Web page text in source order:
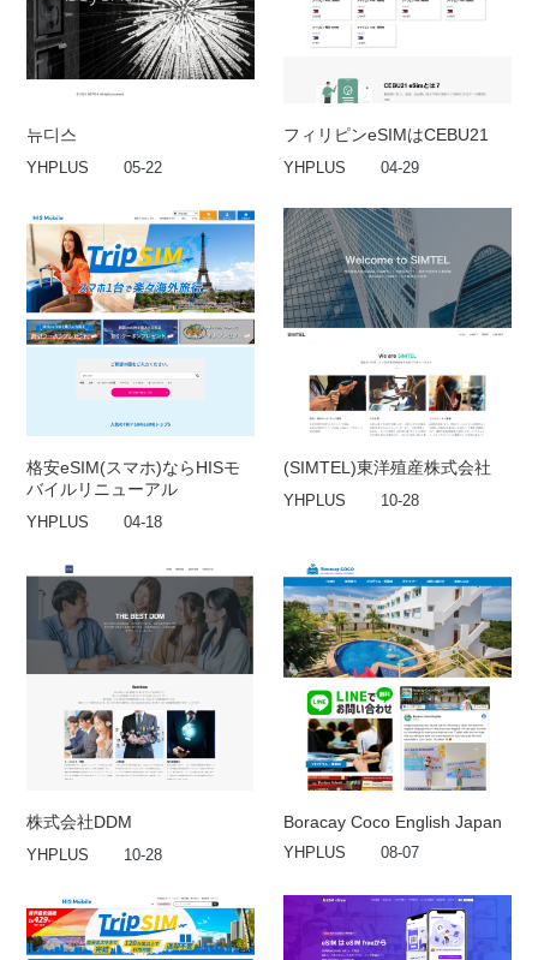
뉴디스
YHPLUS 05-22
フィリピンeSIMはCEBU21
YHPLUS 04-29
格安eSIM(スマホ)ならHISモ
バイルリニューアル
YHPLUS 04-18
(SIMTEL)東洋殖産株式会社
YHPLUS 10-28
株式会社DDM
YHPLUS 10-28
Boracay Coco English Japan
YHPLUS 08-07